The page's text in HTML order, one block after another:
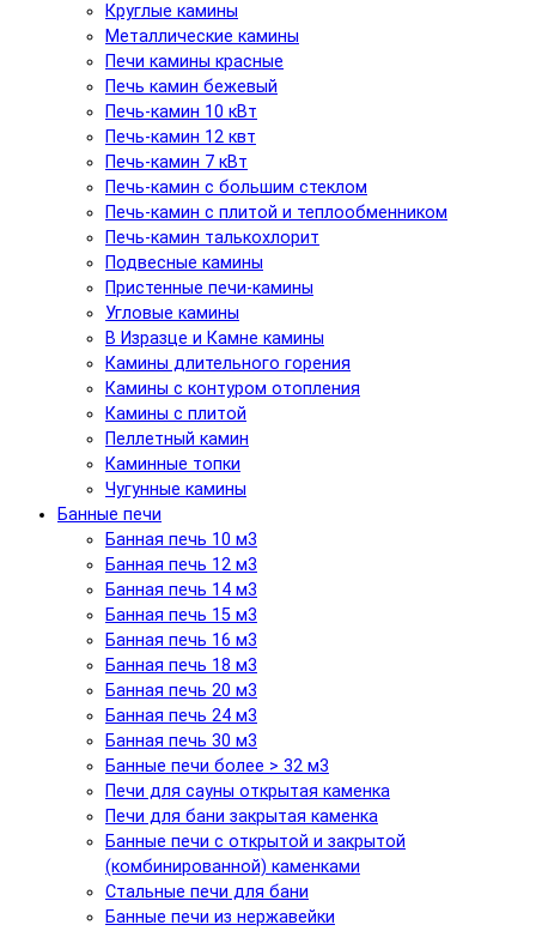
Круглые камины
Металлические камины
Печи камины красные
Печь камин бежевый
Печь-камин 10 кВт
Печь-камин 12 квт
Печь-камин 7 кВт
Печь-камин с большим стеклом
Печь-камин с плитой и теплообменником
Печь-камин талькохлорит
Подвесные камины
Пристенные печи-камины
Угловые камины
В Изразце и Камне камины
Камины длительного горения
Камины с контуром отопления
Камины с плитой
Пеллетный камин
Каминные топки
Чугунные камины
Банные печи
Банная печь 10 м3
Банная печь 12 м3
Банная печь 14 м3
Банная печь 15 м3
Банная печь 16 м3
Банная печь 18 м3
Банная печь 20 м3
Банная печь 24 м3
Банная печь 30 м3
Банные печи более > 32 м3
Печи для сауны открытая каменка
Печи для бани закрытая каменка
Банные печи с открытой и закрытой
(комбинированной) каменками
Стальные печи для бани
Банные печи из нержавейки